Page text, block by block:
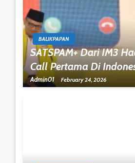
BALIKPAPAN
SATSPAM+ Dari IM3
Call Pertama Di
Admin01 February 24, 2026